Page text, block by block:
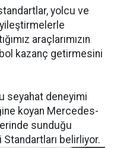
yolcu ve
araçlarımızın
bol kazanç getirmesini
seyahat deneyimi
koyan Mercedes-
sunduğu
belirliyor.